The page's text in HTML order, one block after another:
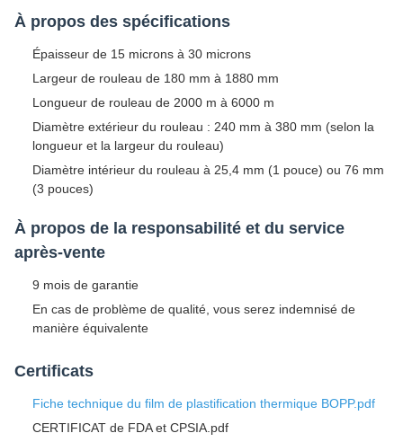
À propos des spécifications
Épaisseur de 15 microns à 30 microns
Largeur de rouleau de 180 mm à 1880 mm
Longueur de rouleau de 2000 m à 6000 m
Diamètre extérieur du rouleau : 240 mm à 380 mm (selon la
longueur et la largeur du rouleau)
Diamètre intérieur du rouleau à 25,4 mm (1 pouce) ou 76 mm
(3 pouces)
À propos de la responsabilité et du service
après-vente
9 mois de garantie
En cas de problème de qualité, vous serez indemnisé de
manière équivalente
Certificats
Fiche technique du film de plastification thermique BOPP.pdf
CERTIFICAT de FDA et CPSIA.pdf